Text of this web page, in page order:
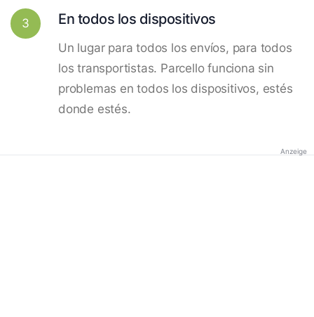
3 En todos los dispositivos
Un lugar para todos los envíos, para todos
los transportistas. Parcello funciona sin
problemas en todos los dispositivos, estés
donde estés.
Anzeige